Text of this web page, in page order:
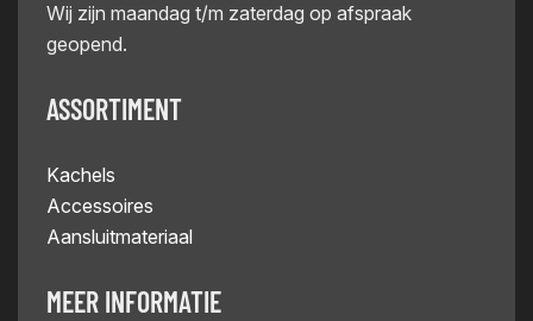
Wij zijn maandag t/m zaterdag op afspraak
geopend.
ASSORTIMENT
Kachels
Accessoires
Aansluitmateriaal
MEER INFORMATIE